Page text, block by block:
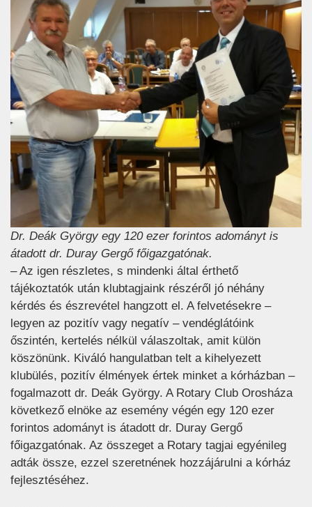
Dr. Deák György egy 120 ezer forintos adományt is
átadott dr. Duray Gergő főigazgatónak.
– Az igen részletes, s mindenki által érthető
tájékoztatók után klubtagjaink részéről jó néhány
kérdés és észrevétel hangzott el. A felvetésekre –
legyen az pozitív vagy negatív – vendéglátóink
őszintén, kertelés nélkül válaszoltak, amit külön
köszönünk. Kiváló hangulatban telt a kihelyezett
klubülés, pozitív élmények értek minket a kórházban –
fogalmazott dr. Deák György. A Rotary Club Orosháza
következő elnöke az esemény végén egy 120 ezer
forintos adományt is átadott dr. Duray Gergő
főigazgatónak. Az összeget a Rotary tagjai egyénileg
adták össze, ezzel szeretnének hozzájárulni a kórház
fejlesztéséhez.